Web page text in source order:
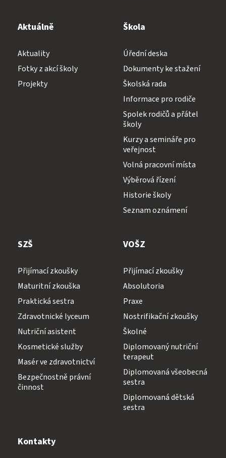
Aktuálně
Aktuality
Fotky z akcí školy
Projekty
Škola
Úřední deska
Dokumenty ke stažení
Školská rada
Informace pro rodiče
Spolek rodičů a přátel
školy
Kurzy a semináře pro
veřejnost
Volná pracovní místa
Výběrová řízení
Historie školy
Seznam oznámení
SZŠ
Přijímací zkoušky
Maturitní zkouška
Praktická sestra
Zdravotnické lyceum
Nutriční asistent
Kosmetické služby
Masér ve zdravotnictví
Bezpečnostně právní
činnost
VOŠZ
Přijímací zkoušky
Absolutoria
Praxe
Nostrifikační zkoušky
Školné
Diplomovaný nutriční
terapeut
Diplomovaná všeobecná
sestra
Diplomovaná dětská
sestra
Kontakty